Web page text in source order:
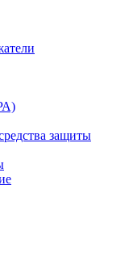
защиты